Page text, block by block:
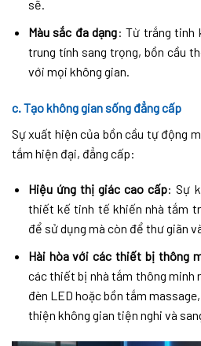
sẽ.
Màu sắc đa dạng: Từ trắng tinh
trung tính sang trọng, bồn cầu
với mọi không gian.
c. Tạo không gian sống đẳng cấp
Sự xuất hiện của bồn cầu tự động
tắm hiện đại, đẳng cấp:
Hiệu ứng thị giác cao cấp: Sự
thiết kế tinh tế khiến nhà tắm
để sử dụng mà còn để thư giãn
Hài hòa với các thiết bị thông
các thiết bị nhà tắm thông minh
đèn LED hoặc bồn tắm
thiện không gian tiện nghi và